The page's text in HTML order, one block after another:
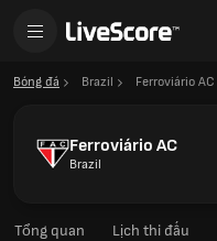
Bóng đá Brazil Ferroviário AC
Ferroviário AC
Brazil
Tổng quan Lịch thi đấu